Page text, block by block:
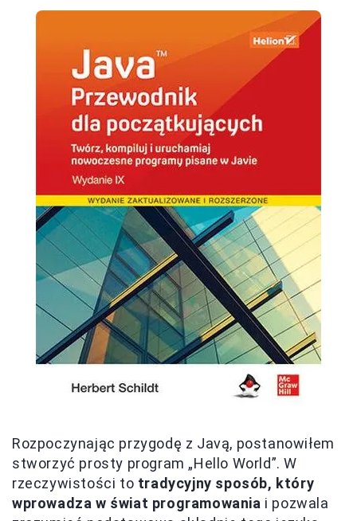
Rozpoczynając przygodę z Javą, postanowiłem
stworzyć prosty program „Hello World”. W
rzeczywistości to tradycyjny sposób, który
wprowadza w świat programowania i pozwala